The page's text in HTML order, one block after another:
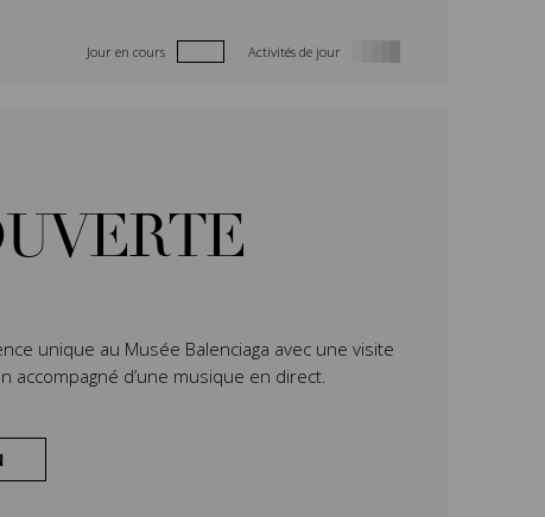
Jour en cours Activités de jour
unique au Musée Balenciaga avec une visite
accompagné d’une musique en direct.